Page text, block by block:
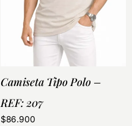
Camiseta Tipo Polo –
REF: 207
$86.900